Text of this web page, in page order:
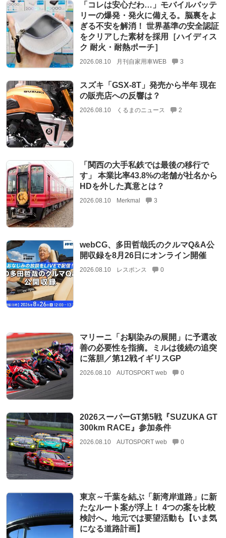
「コレは安心だわ…」モバイルバッテ
リーの爆発・発火に備える。脳裏をよ
ぎる不安を解消！ 世界基準の安全認証
をクリアした素材を採用［ハイディス
ク 耐火・耐熱ポーチ］
2026.08.10 月刊自家用車WEB 3
スズキ「GSX-8T」発売から半年 現在
の販売店への反響は？
2026.08.10 くるまのニュース 2
「関西の大手私鉄では最後の移行で
す」 本業比率43.8%の老舗が社名から
HDを外した真意とは？
2026.08.10 Merkmal 3
webCG、多田哲哉氏のクルマQ&A公
開収録を8月26日にオンライン開催
2026.08.10 レスポンス 0
マリーニ「お馴染みの展開」に予選改
善の必要性を指摘。ミルは後続の追突
に落胆／第12戦イギリスGP
2026.08.10 AUTOSPORT web 0
2026スーパーGT第5戦『SUZUKA GT
300km RACE』参加条件
2026.08.10 AUTOSPORT web 0
東京～千葉を結ぶ「新湾岸道路」に新
たなルート案が浮上！ 4つの案を比較
検討へ。地元では要望活動も【いま気
になる道路計画】